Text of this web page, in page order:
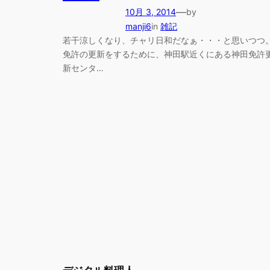
10月 3, 2014—by
manji6in 雑記
若干涼しくなり、チャリ日和だなぁ・・・と思いつつ。
免許の更新をするために、神田駅近くにある神田免許
新センタ…